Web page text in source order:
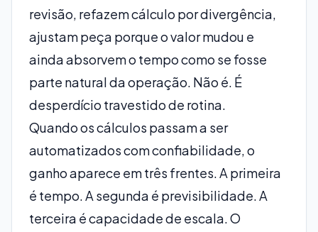
revisão, refazem cálculo por divergência,
ajustam peça porque o valor mudou e
ainda absorvem o tempo como se fosse
parte natural da operação. Não é. É
desperdício travestido de rotina.
Quando os cálculos passam a ser
automatizados com confiabilidade, o
ganho aparece em três frentes. A primeira
é tempo. A segunda é previsibilidade. A
terceira é capacidade de escala. O